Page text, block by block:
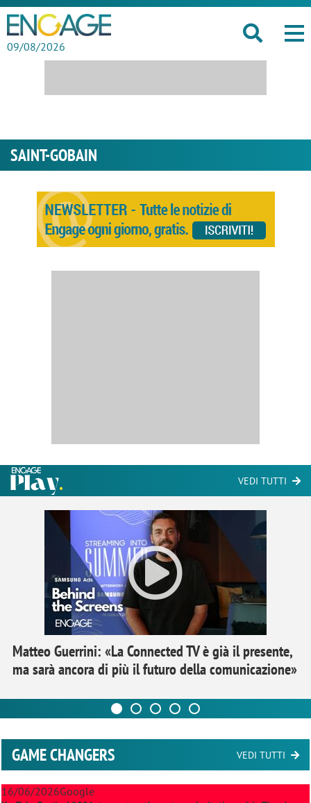
09/08/2026
SAINT-GOBAIN
VEDI TUTTI
Matteo Guerrini: «La Connected TV è già il presente,
ma sarà ancora di più il futuro della comunicazione»
GAME CHANGERS VEDI TUTTI
16/06/2026Google